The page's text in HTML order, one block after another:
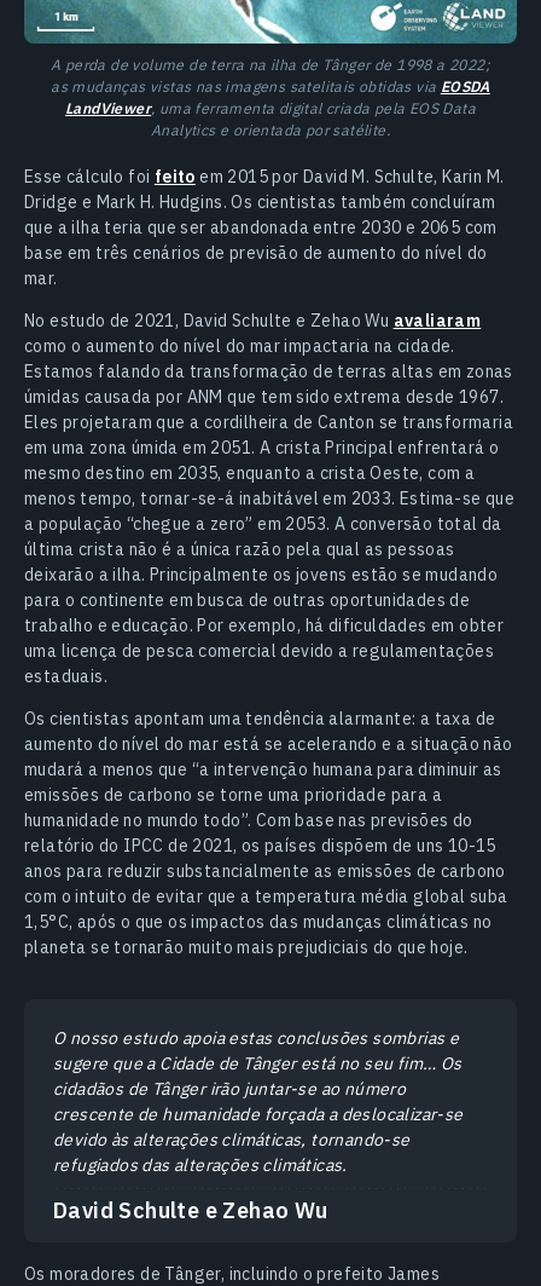
A perda de volume de terra na ilha de Tânger de 1998 a 2022;
as mudanças vistas nas imagens satelitais obtidas via EOSDA
LandViewer, uma ferramenta digital criada pela EOS Data
Analytics e orientada por satélite.
Esse cálculo foi feito em 2015 por David M. Schulte, Karin M.
Dridge e Mark H. Hudgins. Os cientistas também concluíram
que a ilha teria que ser abandonada entre 2030 e 2065 com
base em três cenários de previsão de aumento do nível do
mar.
No estudo de 2021, David Schulte e Zehao Wu avaliaram
como o aumento do nível do mar impactaria na cidade.
Estamos falando da transformação de terras altas em zonas
úmidas causada por ANM que tem sido extrema desde 1967.
Eles projetaram que a cordilheira de Canton se transformaria
em uma zona úmida em 2051. A crista Principal enfrentará o
mesmo destino em 2035, enquanto a crista Oeste, com a
menos tempo, tornar-se-á inabitável em 2033. Estima-se que
a população “chegue a zero” em 2053. A conversão total da
última crista não é a única razão pela qual as pessoas
deixarão a ilha. Principalmente os jovens estão se mudando
para o continente em busca de outras oportunidades de
trabalho e educação. Por exemplo, há dificuldades em obter
uma licença de pesca comercial devido a regulamentações
estaduais.
Os cientistas apontam uma tendência alarmante: a taxa de
aumento do nível do mar está se acelerando e a situação não
mudará a menos que “a intervenção humana para diminuir as
emissões de carbono se torne uma prioridade para a
humanidade no mundo todo”. Com base nas previsões do
relatório do IPCC de 2021, os países dispõem de uns 10-15
anos para reduzir substancialmente as emissões de carbono
com o intuito de evitar que a temperatura média global suba
1,5°C, após o que os impactos das mudanças climáticas no
planeta se tornarão muito mais prejudiciais do que hoje.
O nosso estudo apoia estas conclusões sombrias e
sugere que a Cidade de Tânger está no seu fim… Os
cidadãos de Tânger irão juntar-se ao número
crescente de humanidade forçada a deslocalizar-se
devido às alterações climáticas, tornando-se
refugiados das alterações climáticas.
David Schulte e Zehao Wu
Os moradores de Tânger, incluindo o prefeito James